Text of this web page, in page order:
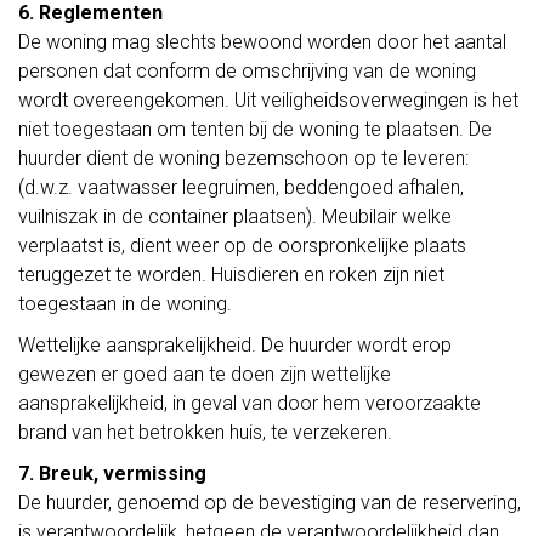
6. Reglementen
De woning mag slechts bewoond worden door het aantal
personen dat conform de omschrijving van de woning
wordt overeengekomen. Uit veiligheidsoverwegingen is het
niet toegestaan om tenten bij de woning te plaatsen. De
huurder dient de woning bezemschoon op te leveren:
(d.w.z. vaatwasser leegruimen, beddengoed afhalen,
vuilniszak in de container plaatsen). Meubilair welke
verplaatst is, dient weer op de oorspronkelijke plaats
teruggezet te worden. Huisdieren en roken zijn niet
toegestaan in de woning.
Wettelijke aansprakelijkheid. De huurder wordt erop
gewezen er goed aan te doen zijn wettelijke
aansprakelijkheid, in geval van door hem veroorzaakte
brand van het betrokken huis, te verzekeren.
7. Breuk, vermissing
De huurder, genoemd op de bevestiging van de reservering,